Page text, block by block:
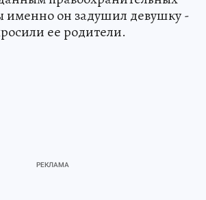
именно он задушил девушку -
ее родители.